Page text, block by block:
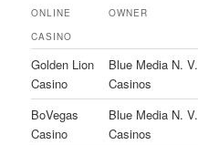
ONLINE
CASINO
OWNER
Golden Lion
Casino
Blue Media N. V.
Casinos
BoVegas
Casino
Blue Media N. V.
Casinos